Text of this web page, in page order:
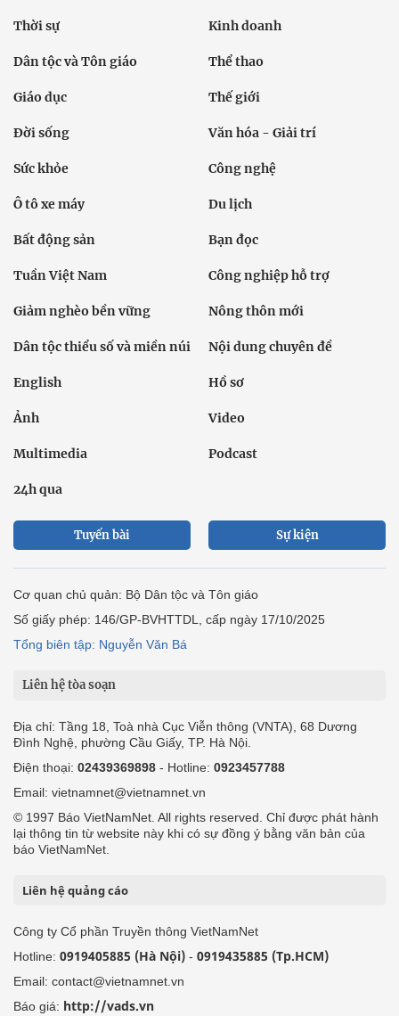
Thời sự Kinh doanh
Dân tộc và Tôn giáo Thể thao
Giáo dục Thế giới
Đời sống Văn hóa - Giải trí
Sức khỏe Công nghệ
Ô tô xe máy Du lịch
Bất động sản Bạn đọc
Tuần Việt Nam Công nghiệp hỗ trợ
Giảm nghèo bền vững Nông thôn mới
Dân tộc thiểu số và miền núi Nội dung chuyên đề
English Hồ sơ
Ảnh Video
Multimedia Podcast
24h qua
Tuyến bài Sự kiện
Cơ quan chủ quản: Bộ Dân tộc và Tôn giáo
Số giấy phép: 146/GP-BVHTTDL, cấp ngày 17/10/2025
Tổng biên tập: Nguyễn Văn Bá
Liên hệ tòa soạn
Địa chỉ: Tầng 18, Toà nhà Cục Viễn thông (VNTA), 68 Dương
Đình Nghệ, phường Cầu Giấy, TP. Hà Nội.
Điện thoại: 02439369898 - Hotline: 0923457788
Email: vietnamnet@vietnamnet.vn
© 1997 Báo VietNamNet. All rights reserved. Chỉ được phát hành
lại thông tin từ website này khi có sự đồng ý bằng văn bản của
báo VietNamNet.
Liên hệ quảng cáo
Công ty Cổ phần Truyền thông VietNamNet
Hotline: 0919405885 (Hà Nội) - 0919435885 (Tp.HCM)
Email: contact@vietnamnet.vn
Báo giá: http://vads.vn